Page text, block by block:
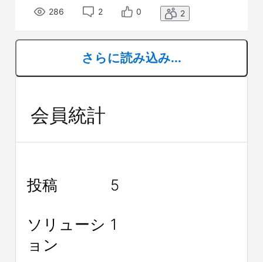
態で、IDracのログインができるか。 あるいはパス
ワード及びIDのリセット方法
286 2 0 2
さらに読み込み...
会員統計
投稿 5
ソリューシ
ョン
1